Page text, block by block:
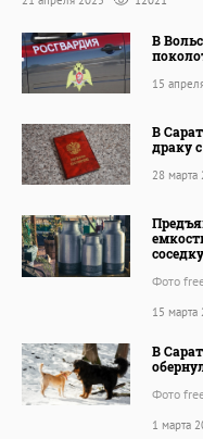
В
15
В
драку
28 марта
соседку
Фото
15 марта
В
Фото
1 марта